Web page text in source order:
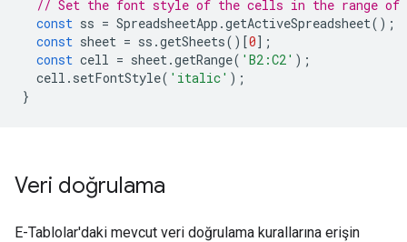
// Set the font style of the cells in the range of
const ss = SpreadsheetApp .getActiveSpreadsheet();
const sheet = ss .getSheets()[0];
const cell = sheet.getRange( 'B2:C2' );
cell . setFontStyle( 'italic' );
}
Veri doğrulama
E-Tablolar'daki mevcut veri doğrulama kurallarına erişin